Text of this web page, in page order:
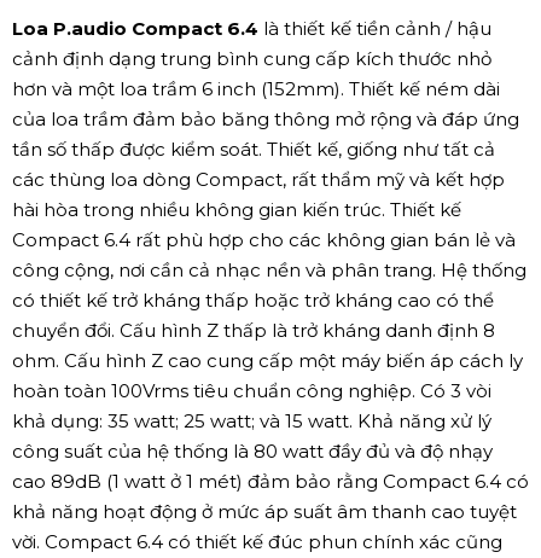
Loa P.audio Compact 6.4 là thiết kế tiền cảnh / hậu
cảnh định dạng trung bình cung cấp kích thước nhỏ
hơn và một loa trầm 6 inch (152mm). Thiết kế ném dài
của loa trầm đảm bảo băng thông mở rộng và đáp ứng
tần số thấp được kiểm soát. Thiết kế, giống như tất cả
các thùng loa dòng Compact, rất thẩm mỹ và kết hợp
hài hòa trong nhiều không gian kiến ​​trúc. Thiết kế
Compact 6.4 rất phù hợp cho các không gian bán lẻ và
công cộng, nơi cần cả nhạc nền và phân trang. Hệ thống
có thiết kế trở kháng thấp hoặc trở kháng cao có thể
chuyển đổi. Cấu hình Z thấp là trở kháng danh định 8
ohm. Cấu hình Z cao cung cấp một máy biến áp cách ly
hoàn toàn 100Vrms tiêu chuẩn công nghiệp. Có 3 vòi
khả dụng: 35 watt; 25 watt; và 15 watt. Khả năng xử lý
công suất của hệ thống là 80 watt đầy đủ và độ nhạy
cao 89dB (1 watt ở 1 mét) đảm bảo rằng Compact 6.4 có
khả năng hoạt động ở mức áp suất âm thanh cao tuyệt
vời. Compact 6.4 có thiết kế đúc phun chính xác cũng